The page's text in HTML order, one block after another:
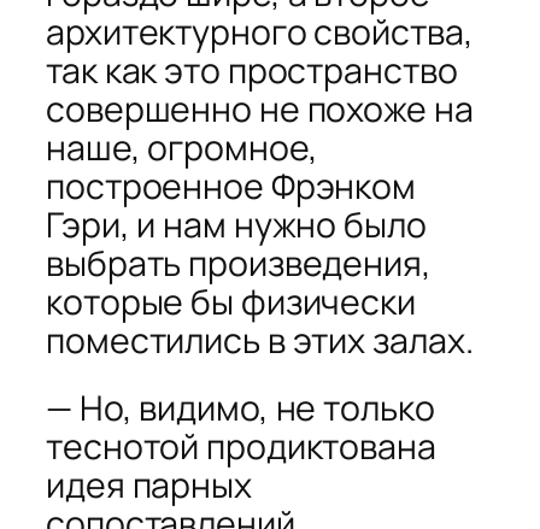
архитектурного свойства,
так как это пространство
совершенно не похоже на
наше, огромное,
построенное Фрэнком
Гэри, и нам нужно было
выбрать произведения,
которые бы физически
поместились в этих залах.
— Но, видимо, не только
теснотой продиктована
идея парных